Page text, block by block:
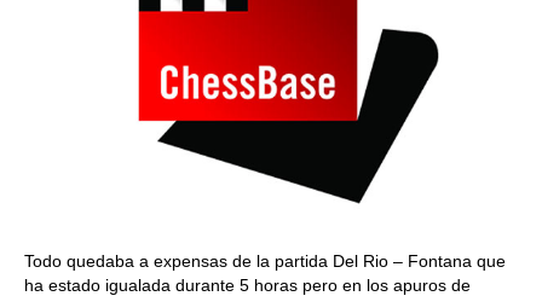
Todo quedaba a expensas de la partida Del Rio – Fontana que
ha estado igualada durante 5 horas pero en los apuros de